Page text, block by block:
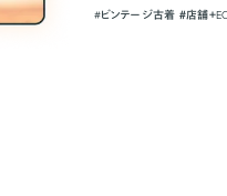
#ビンテージ古着 ＃店舗＋